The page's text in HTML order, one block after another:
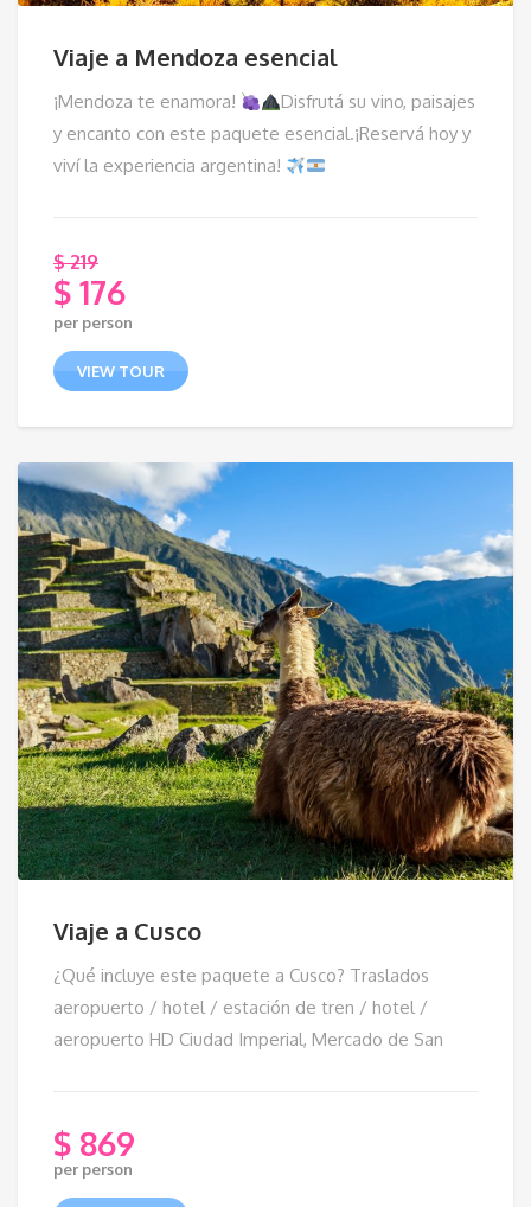
Viaje a Mendoza esencial
¡Mendoza te enamora!
Disfrutá su vino, paisajes
y encanto con este paquete esencial.¡Reservá hoy y
viví la experiencia argentina!
$219
El
precio
original
era:
$ 219.
$ 176
El
precio
actual
es:
$ 176.
per person
VIEW TOUR
Viaje a Cusco
¿Qué incluye este paquete a Cusco? Traslados
aeropuerto / hotel / estación de tren / hotel /
aeropuerto HD Ciudad Imperial, Mercado de San
$ 869
per person